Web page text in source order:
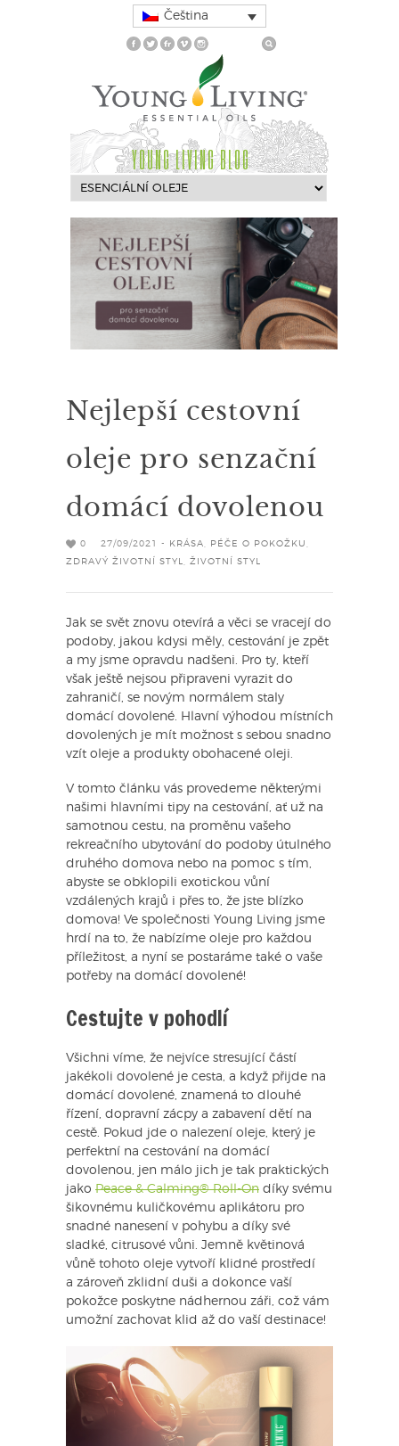
Čeština
YOUNG LIVING BLOG
Nejlepší cestovní
oleje pro senzační
domácí dovolenou
0 27/09/2021 - KRÁSA PÉČE O POKOŽKU
ZDRAVÝ ŽIVOTNÍ STYL
ŽIVOTNÍ STYL
Jak se svět znovu otevírá a věci se vracejí do
podoby, jakou kdysi měly, cestování je zpět
a my jsme opravdu nadšeni. Pro ty, kteří
však ještě nejsou připraveni vyrazit do
zahraničí, se novým normálem staly
domácí dovolené. Hlavní výhodou místních
dovolených je mít možnost s sebou snadno
vzít oleje a produkty obohacené oleji.
V tomto článku vás provedeme některými
našimi hlavními tipy na cestování, ať už na
samotnou cestu, na proměnu vašeho
rekreačního ubytování do podoby útulného
druhého domova nebo na pomoc s tím,
abyste se obklopili exotickou vůní
vzdálených krajů i přes to, že jste blízko
domova! Ve společnosti Young Living jsme
hrdí na to, že nabízíme oleje pro každou
příležitost, a nyní se postaráme také o vaše
potřeby na domácí dovolené!
Cestujte v pohodlí
Všichni víme, že nejvíce stresující částí
jakékoli dovolené je cesta, a když přijde na
domácí dovolené, znamená to dlouhé
řízení, dopravní zácpy a zabavení dětí na
cestě. Pokud jde o nalezení oleje, který je
perfektní na cestování na domácí
dovolenou, jen málo jich je tak praktických
jako Peace & Calming® Roll-On díky svému
šikovnému kuličkovému aplikátoru pro
snadné nanesení v pohybu a díky své
sladké, citrusové vůni. Jemně květinová
vůně tohoto oleje vytvoří klidné prostředí
a zároveň zklidní duši a dokonce vaší
pokožce poskytne nádhernou záři, což vám
umožní zachovat klid až do vaší destinace!